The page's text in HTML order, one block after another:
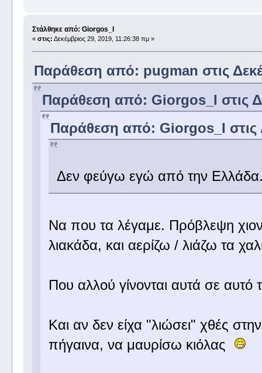
Στάλθηκε από: Giorgos_I
« στις: Δεκέμβριος 29, 2019, 11:26:38 πμ »
Παράθεση από: pugman στις
Παράθεση από: Giorgos_I στις
Παράθεση από: Giorgos_I στις
Δεν φεύγω εγώ από την
Να που τα λέγαμε. Πρόβλεψη
λιακάδα, και αερίζω / λιάζω τα
Που αλλού γίνονται αυτά σε
Και αν δεν είχα "λιώσει" χθές
πήγαινα, να μαυρίσω κιόλας